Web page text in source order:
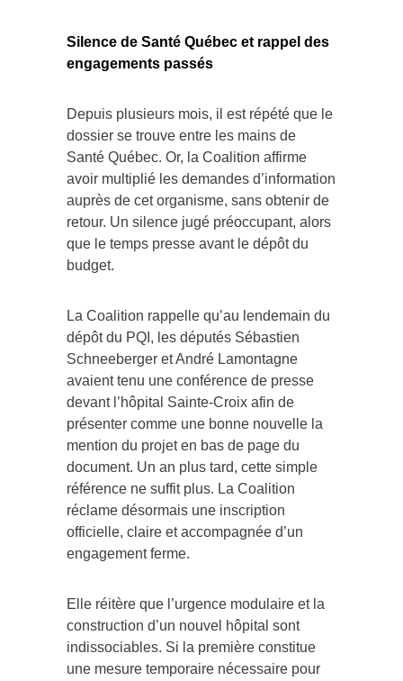
Silence de Santé Québec et rappel des
engagements passés
Depuis plusieurs mois, il est répété que le
dossier se trouve entre les mains de
Santé Québec. Or, la Coalition affirme
avoir multiplié les demandes d’information
auprès de cet organisme, sans obtenir de
retour. Un silence jugé préoccupant, alors
que le temps presse avant le dépôt du
budget.
La Coalition rappelle qu’au lendemain du
dépôt du PQI, les députés Sébastien
Schneeberger et André Lamontagne
avaient tenu une conférence de presse
devant l’hôpital Sainte-Croix afin de
présenter comme une bonne nouvelle la
mention du projet en bas de page du
document. Un an plus tard, cette simple
référence ne suffit plus. La Coalition
réclame désormais une inscription
officielle, claire et accompagnée d’un
engagement ferme.
Elle réitère que l’urgence modulaire et la
construction d’un nouvel hôpital sont
indissociables. Si la première constitue
une mesure temporaire nécessaire pour